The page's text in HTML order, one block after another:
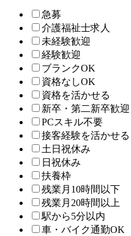
急募
介護福祉士求人
未経験歓迎
経験歓迎
ブランクOK
資格なしOK
資格を活かせる
新卒・第二新卒歓迎
PCスキル不要
接客経験を活かせる
土日祝休み
日祝休み
扶養枠
残業月10時間以下
残業月20時間以上
駅から5分以内
車・バイク通勤OK